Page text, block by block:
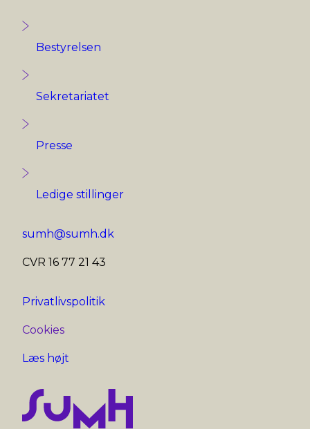
Bestyrelsen
Sekretariatet
Presse
Ledige stillinger
sumh@sumh.dk
CVR 16 77 21 43
Privatlivspolitik
Cookies
Læs højt